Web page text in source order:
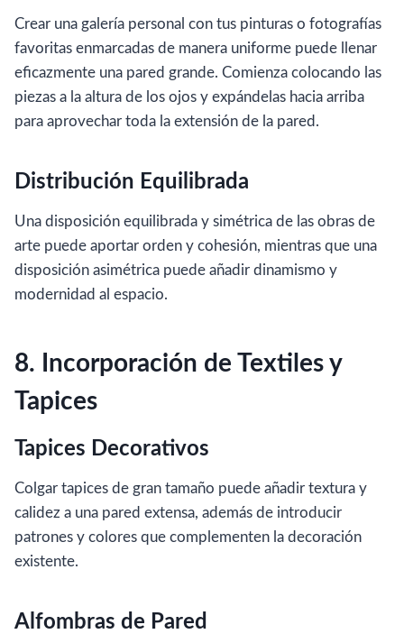
Crear una galería personal con tus pinturas o fotografías
favoritas enmarcadas de manera uniforme puede llenar
eficazmente una pared grande. Comienza colocando las
piezas a la altura de los ojos y expándelas hacia arriba
para aprovechar toda la extensión de la pared.
Distribución Equilibrada
Una disposición equilibrada y simétrica de las obras de
arte puede aportar orden y cohesión, mientras que una
disposición asimétrica puede añadir dinamismo y
modernidad al espacio.
8. Incorporación de Textiles y
Tapices
Tapices Decorativos
Colgar tapices de gran tamaño puede añadir textura y
calidez a una pared extensa, además de introducir
patrones y colores que complementen la decoración
existente.
Alfombras de Pared